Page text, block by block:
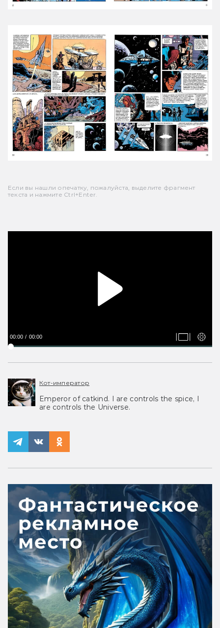
Если вы нашли опечатку, пожалуйста, выделите фрагмент
текста и нажмите Ctrl+Enter.
00:00 00:00
Кот-император
Emperor of catkind. I are controls the spice, I
are controls the Universe.